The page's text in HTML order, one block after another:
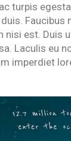
turpis
Faucibus
nisi est. Duis
Laculis eu
imperdiet